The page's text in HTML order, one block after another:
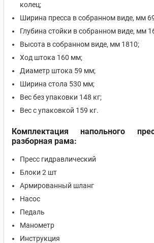
колец;
Ширина пресса в собранном виде, мм
Глубина стойки в собранном виде, мм
Высота в собранном виде, мм 1810;
Ход штока 160 мм;
Диаметр штока 59 мм;
Ширина стола 530 мм;
Вес без упаковки 148 кг;
Вес с упаковкой 159 кг.
Комплектация напольного
разборная рама:
Пресс гидравлический
Блоки 2 шт
Армированный шланг
Насос
Педаль
Манометр
Инструкция